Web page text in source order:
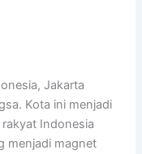
Jakarta
Kota ini menjadi
Indonesia
menjadi magnet